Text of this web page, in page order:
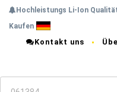
Hochleistungs Li-Ion
Kaufen
Kontakt uns